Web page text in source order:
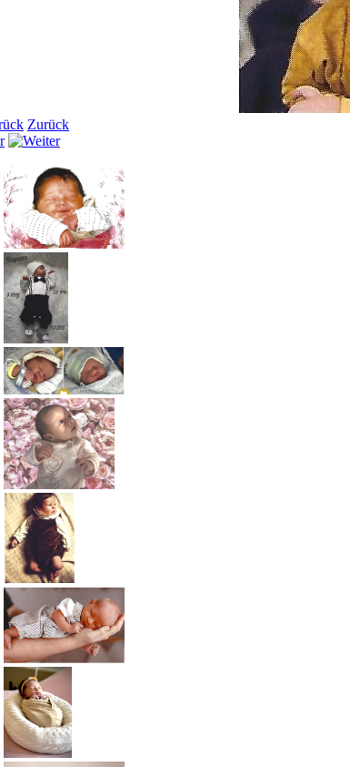
Zurück